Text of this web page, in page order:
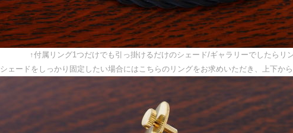
↑付属リング1つだけでも引っ掛けるだけのシェード/ギャラリーでしたらリ
シェードをしっかり固定したい場合にはこちらのリングをお求めいただき、上下か